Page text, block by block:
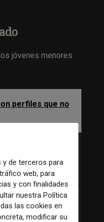
jóvenes menores
perfiles que no
fenómeno
respecta a su
españoles
muy relacionados.
las noticias. O
informativa, lo
de terceros para
web, para
y con finalidades
nuestra Política
las cookies en
modificar su